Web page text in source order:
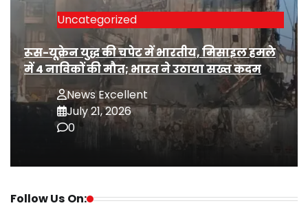
Uncategorized
रूस-यूक्रेन युद्ध की चपेट में भारतीय, मिसाइल हमले
में 4 नाविकों की मौत; भारत ने उठाया सख्त कदम
News Excellent
July 21, 2026
0
Follow Us On: